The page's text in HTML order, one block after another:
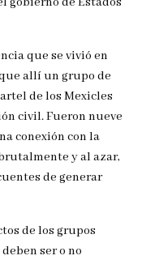
que se vivió en
allí un grupo de
de los Mexicles
civil. Fueron nueve
conexión con la
y al azar,
de generar
de los grupos
ser o no